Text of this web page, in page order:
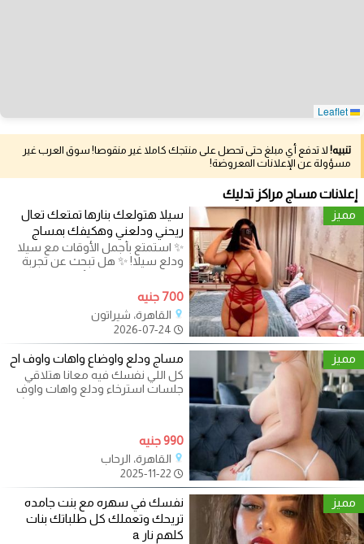
تنبيه! لا تدفع أي مبلغ حتى تحصل على منتجك كاملا غير منقوصا! سوق العرب غير
مسؤولة عن الإعلانات المعروضة!
إعلانات مساج مراكز تدليك
مميز
سيلا هتولعك بنارها تمتعك تعال
ريحني ودلعني وهكيفك بمساج
✨ استمتع بأجمل الأوقات مع سيلا
ودلع سيلا! ✨ هل تبحث عن تجربة
فريدة من نوعها تملؤها المتعة
700 جنيه
القاهرة، شيراتون
مميز مساج ودلع واوضاع واهات واوف اح
كل اللي نفسك فيه معانا هتلاقي
جلسات استرخاء ودلع واهات واوف
اح هابي وبدي وبلو وفرعوني وريليشن
990 جنيه
القاهرة، الرحاب
مميز
نفسك في سهره مع بنت جامده
تريحك وتعملك كل طلباتك بنات
كلهم نار a